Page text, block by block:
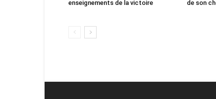
enseignements de la victoire
de son